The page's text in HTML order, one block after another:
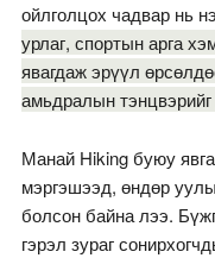
ойлголцох чадвар нь
урлаг, спортын арга
явагдаж эрүүл
амьдралын
Манай Hiking буюу
мэргэшээд, өндөр
болсон байна лээ.
гэрэл зураг